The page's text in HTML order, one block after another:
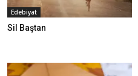
Edebiyat
Sil Baştan